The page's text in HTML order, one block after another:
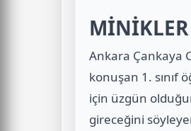
Ankara Çankaya
konuşan 1. sınıf
için üzgün
gireceğini